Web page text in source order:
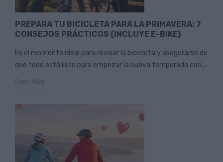
PREPARA TU BICICLETA PARA LA PRIMAVERA: 7
CONSEJOS PRÁCTICOS (INCLUYE E-BIKE)
Es el momento ideal para revisar la bicicleta y asegurarse de
que todo está listo para empezar la nueva temporada con...
Leer Más